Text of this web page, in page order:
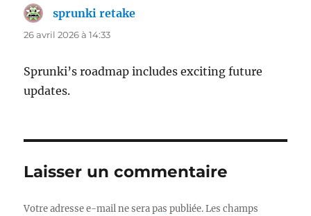
sprunki retake
26 avril 2026 à 14:33
Sprunki’s roadmap includes exciting future
updates.
Laisser un commentaire
Votre adresse e-mail ne sera pas publiée. Les champs